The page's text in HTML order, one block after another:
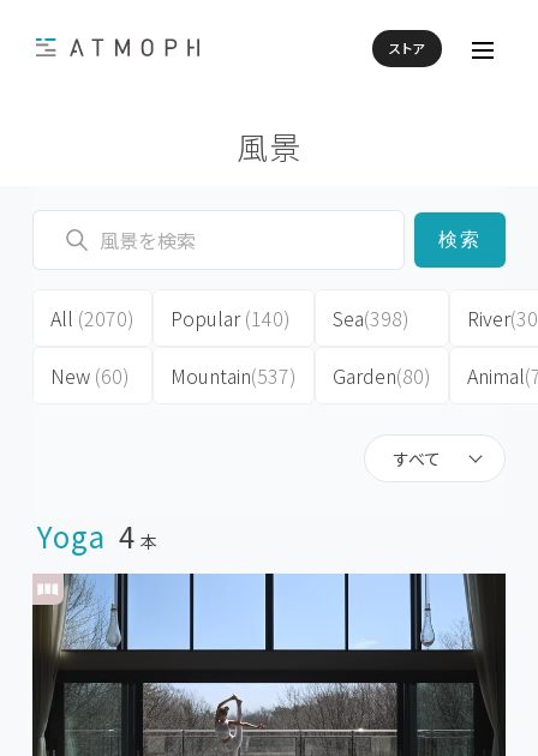
ストア
風景
すべて
検索
All (2070)
New (60)
Popular(140)
Mountain(537)
Sea(398)
Garden(80)
River
Animal
Yoga 4 本